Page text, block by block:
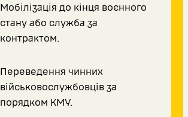
Мобілізація до кінця воєнного
стану або служба за
контрактом.
Переведення чинних
військовослужбовців за
порядком КМУ.